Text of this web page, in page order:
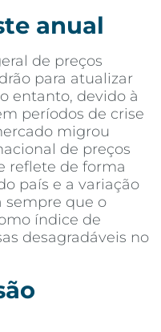
anual
de preços
para atualizar
entanto, devido à
períodos de crise
migrou
de preços
reflete de forma
país e a variação
sempre que o
índice de
desagradáveis no